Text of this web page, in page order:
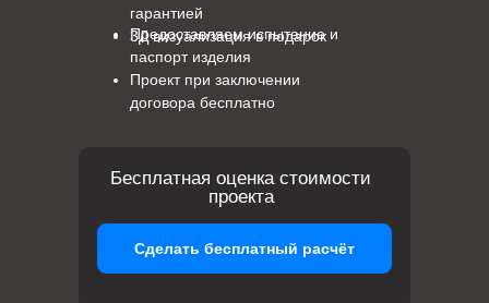
Предоставляем испытание и
паспорт изделия
Проект при заключении
договора бесплатно
гарантией
3Д визуализация в подарок
Бесплатная оценка стоимости
проекта
Сделать бесплатный расчёт